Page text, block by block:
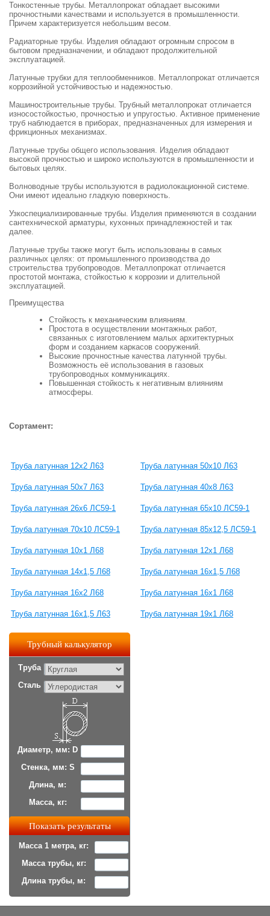
Тонкостенные трубы. Металлопрокат обладает высокими
прочностными качествами и используется в промышленности.
Причем характеризуется небольшим весом.
Радиаторные трубы. Изделия обладают огромным спросом в
бытовом предназначении, и обладают продолжительной
эксплуатацией.
Латунные трубки для теплообменников. Металлопрокат отличается
коррозийной устойчивостью и надежностью.
Машиностроительные трубы. Трубный металлопрокат отличается
износостойкостью, прочностью и упругостью. Активное применение
труб наблюдается в приборах, предназначенных для измерения и
фрикционных механизмах.
Латунные трубы общего использования. Изделия обладают
высокой прочностью и широко используются в промышленности и
бытовых целях.
Волноводные трубы используются в радиолокационной системе.
Они имеют идеально гладкую поверхность.
Узкоспециализированные трубы. Изделия применяются в создании
сантехнической арматуры, кухонных принадлежностей и так
далее.
Латунные трубы также могут быть использованы в самых
различных целях: от промышленного производства до
строительства трубопроводов. Металлопрокат отличается
простотой монтажа, стойкостью к коррозии и длительной
эксплуатацией.
Преимущества
Стойкость к механическим влияниям.
Простота в осуществлении монтажных работ,
связанных с изготовлением малых архитектурных
форм и созданием каркасов сооружений.
Высокие прочностные качества латунной трубы.
Возможность её использования в газовых
трубопроводных коммуникациях.
Повышенная стойкость к негативным влияниям
атмосферы.
Сортамент:
Труба латунная 12х2 Л63 Труба латунная 50х10 Л63
Труба латунная 50х7 Л63 Труба латунная 40х8 Л63
Труба латунная 26х6 ЛС59-1 Труба латунная 65х10 ЛС59-1
Труба латунная 70х10 ЛС59-1 Труба латунная 85х12,5 ЛС59-1
Труба латунная 10x1 Л68 Труба латунная 12x1 Л68
Труба латунная 14x1,5 Л68 Труба латунная 16x1,5 Л68
Труба латунная 16x2 Л68 Труба латунная 16x1 Л68
Труба латунная 16х1,5 Л63 Труба латунная 19х1 Л68
Трубный калькулятор
Труба
Сталь
Диаметр, мм: D
Стенка, мм: S
Длина, м:
Масса, кг:
Масса 1 метра, кг:
Масса трубы, кг:
Длина трубы, м: